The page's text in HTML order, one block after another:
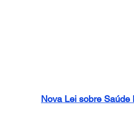
Nova Lei sobre Saúde